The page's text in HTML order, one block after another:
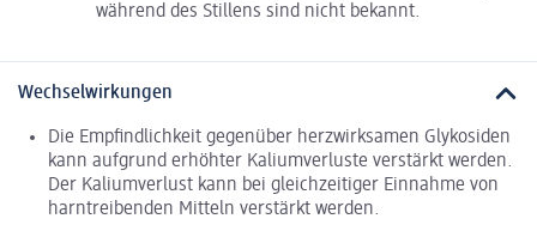
während des Stillens sind nicht bekannt.
Wechselwirkungen
Die Empfindlichkeit gegenüber herzwirksamen Glykosiden
kann aufgrund erhöhter Kaliumverluste verstärkt werden.
Der Kaliumverlust kann bei gleichzeitiger Einnahme von
harntreibenden Mitteln verstärkt werden.